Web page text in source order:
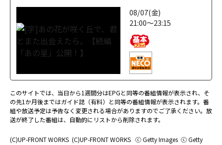
08/07(金)
21:00～23:15
このサイトでは、当日から1週間分はEPGと同等の番組情報が表示され、そ
の先1か月後まではガイド誌（有料）と同等の番組情報が表示されます。番
組や放送予定は予告なく変更される場合がありますのでご了承ください。放
送が終了した番組は、自動的にリストから削除されます。
(C)UP-FRONT WORKS (C)UP-FRONT WORKS ⓒ Getty Images ⓒ Getty